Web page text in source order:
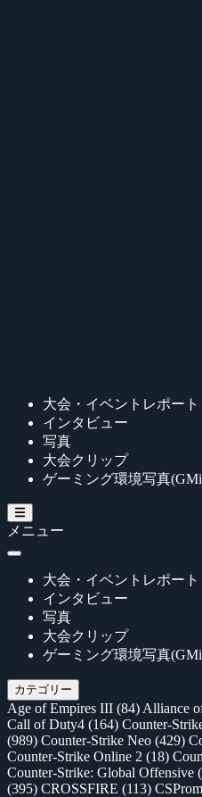
大会・イベントレポート
インタビュー
写真
大会クリップ
ゲーミング環境写真
メニュー
大会・イベントレポート
インタビュー
写真
大会クリップ
ゲーミング環境写真
カテゴリー
Age of Empires III (84) Alliance
Call of Duty4 (164) Counter-
(989) Counter-Strike Neo (429)
Counter-Strike Online 2 (18)
Counter-Strike: Global Offensive
(395) CROSSFIRE (113)